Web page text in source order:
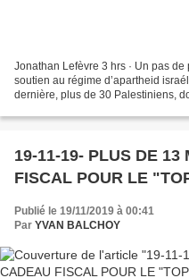
Jonathan Lefèvre 3 hrs · Un pas
soutien au régime d’apartheid
dernière, plus de 30 Palestiniens,
19-11-19- PLUS DE 13
FISCAL POUR LE
Publié le 19/11/2019 à 00:41
Par YVAN BALCHOY